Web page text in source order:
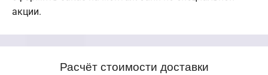
акции.
Расчёт стоимости доставки